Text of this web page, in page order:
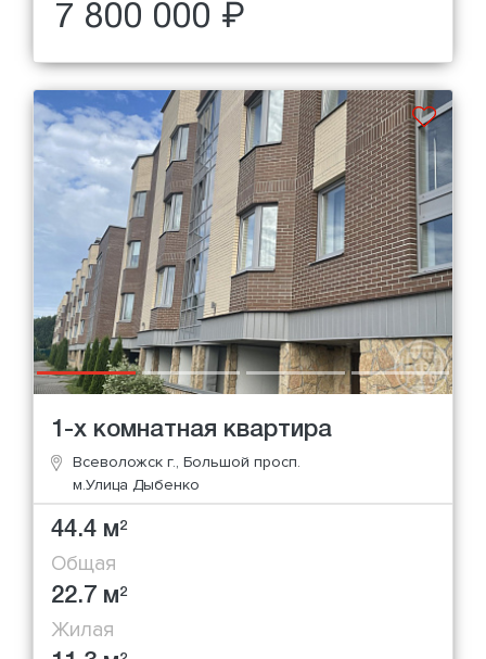
7 800 000 ₽
1-х комнатная квартира
Всеволожск г., Большой просп.
м.Улица Дыбенко
44.4 м2
Общая
22.7 м2
Жилая